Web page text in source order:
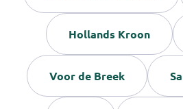
Hollands Kroon
Voor de Breek